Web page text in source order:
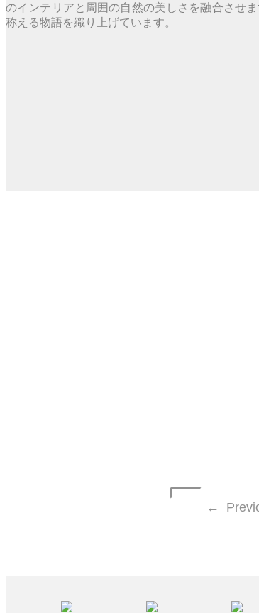
のインテリアと周囲の自然の美しさを融合させ
称える物語を織り上げています。
←